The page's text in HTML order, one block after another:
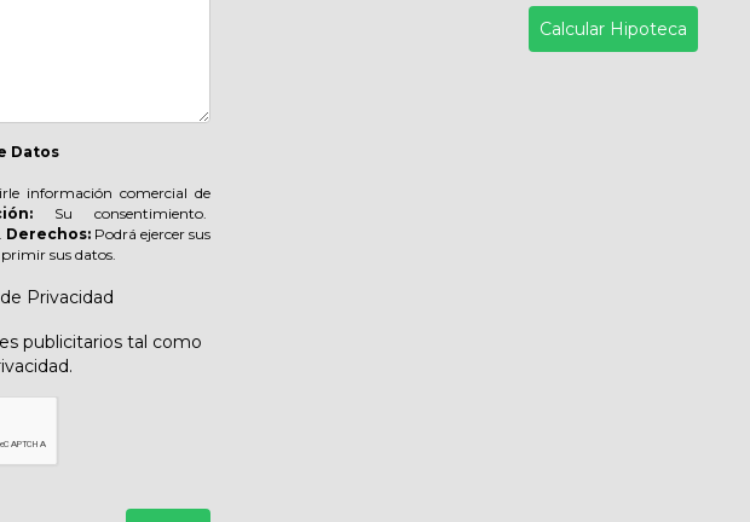
Datos
información comercial de
Su consentimiento.
Derechos:Podrá ejercer sus
sus datos.
Privacidad
publicitarios tal como